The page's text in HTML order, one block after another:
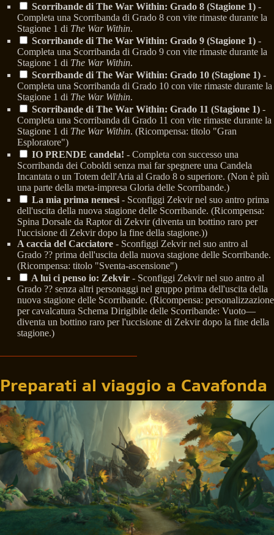
Scorribande di The War Within: Grado 8 (Stagione 1) -
Completa una Scorribanda di Grado 8 con vite rimaste durante la
Stagione 1 di The War Within.
Scorribande di The War Within: Grado 9 (Stagione 1) -
Completa una Scorribanda di Grado 9 con vite rimaste durante la
Stagione 1 di The War Within.
Scorribande di The War Within: Grado 10 (Stagione 1) -
Completa una Scorribanda di Grado 10 con vite rimaste durante la
Stagione 1 di The War Within.
Scorribande di The War Within: Grado 11 (Stagione 1) -
Completa una Scorribanda di Grado 11 con vite rimaste durante la
Stagione 1 di The War Within. (Ricompensa: titolo "Gran
Esploratore")
IO PRENDE candela! - Completa con successo una
Scorribanda dei Coboldi senza mai far spegnere una Candela
Incantata o un Totem dell'Aria al Grado 8 o superiore. (Non è più
una parte della meta-impresa Gloria delle Scorribande.)
La mia prima nemesi - Sconfiggi Zekvir nel suo antro prima
dell'uscita della nuova stagione delle Scorribande. (Ricompensa:
Spina Dorsale da Raptor di Zekvir (diventa un bottino raro per
l'uccisione di Zekvir dopo la fine della stagione.))
A caccia del Cacciatore - Sconfiggi Zekvir nel suo antro al
Grado ?? prima dell'uscita della nuova stagione delle Scorribande.
(Ricompensa: titolo "Sventa-ascensione")
A lui ci penso io: Zekvir - Sconfiggi Zekvir nel suo antro al
Grado ?? senza altri personaggi nel gruppo prima dell'uscita della
nuova stagione delle Scorribande. (Ricompensa: personalizzazione
per cavalcatura Schema Dirigibile delle Scorribande: Vuoto—
diventa un bottino raro per l'uccisione di Zekvir dopo la fine della
stagione.)
Preparati al viaggio a Cavafonda